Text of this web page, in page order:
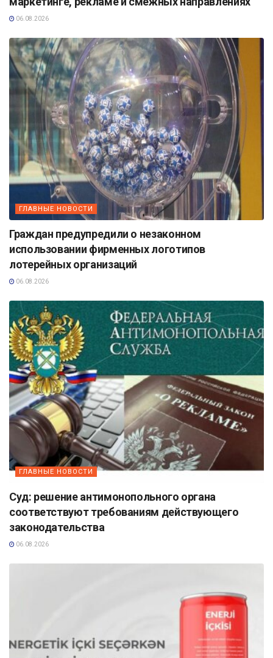
06.08.2026
ГЛАВНЫЕ НОВОСТИ
Граждан предупредили о незаконном
использовании фирменных логотипов
лотерейных организаций
06.08.2026
ГЛАВНЫЕ НОВОСТИ
Суд: решение антимонопольного органа
соответствуют требованиям действующего
законодательства
06.08.2026